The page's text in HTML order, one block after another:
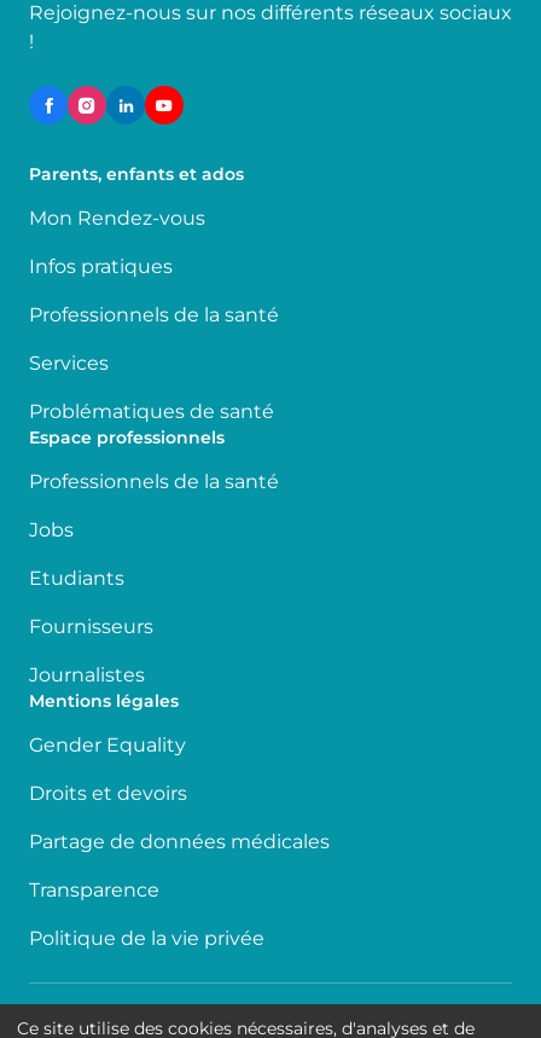
Rejoignez-nous sur nos différents réseaux sociaux
!
Parents, enfants et ados
Mon Rendez-vous
Infos pratiques
Professionnels de la santé
Services
Problématiques de santé
Espace professionnels
Professionnels de la santé
Jobs
Etudiants
Fournisseurs
Journalistes
Mentions légales
Gender Equality
Droits et devoirs
Partage de données médicales
Transparence
Politique de la vie privée
Accessibilité
Ce site utilise des cookies nécessaires, d'analyses et de